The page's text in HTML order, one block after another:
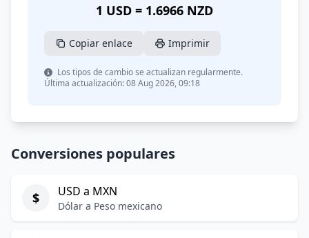
1 USD = 1.6966 NZD
Copiar enlace Imprimir
Los tipos de cambio se actualizan regularmente.
Última actualización: 08 Aug 2026, 09:18
Conversiones populares
$ USD a MXN
Dólar a Peso mexicano